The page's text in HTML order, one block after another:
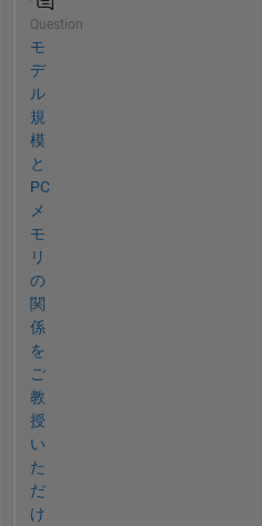
Question
モ
デ
ル
規
模
と
PC
メ
モ
リ
の
関
係
を
ご
教
授
い
た
だ
け